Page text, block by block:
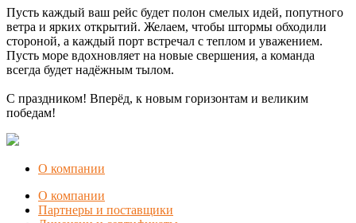
Пусть каждый ваш рейс будет полон смелых идей, попутного
ветра и ярких открытий. Желаем, чтобы штормы обходили
стороной, а каждый порт встречал с теплом и уважением.
Пусть море вдохновляет на новые свершения, а команда
всегда будет надёжным тылом.
С праздником! Вперёд, к новым горизонтам и великим
победам!
О компании
О компании
Партнеры и поставщики